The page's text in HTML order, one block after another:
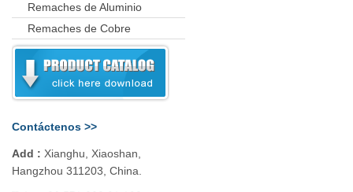
Remaches de Aluminio
Remaches de Cobre
Contáctenos >>
Add : Xianghu, Xiaoshan,
Hangzhou 311203, China.